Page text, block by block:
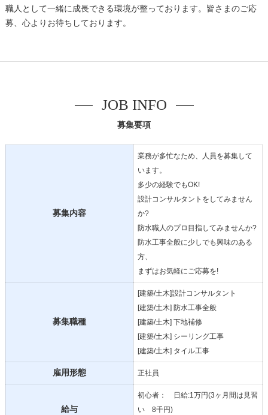
職人として一緒に成長できる環境が整っております。皆さまのご応
募、心よりお待ちしております。
募集要項
JOB INFO
募集内容
業務が多忙なため、人員を募集して
います。
多少の経験でもOK!
設計コンサルタントをしてみません
か?
防水職人のプロ目指してみませんか?
防水工事全般に少しでも興味のある
方、
まずはお気軽にご応募を!
募集職種
[建築/土木]設計コンサルタント
[建築/土木] 防水工事全般
[建築/土木] 下地補修
[建築/土木] シーリング工事
[建築/土木] タイル工事
雇用形態 正社員
給与
初心者： 日給:1万円(3ヶ月間は見習
い 8千円)